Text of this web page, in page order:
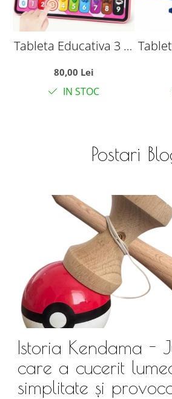
Tableta Educativa 3 in
Activitati Logopedice
si Jocuri, roz
80,00 Lei
IN STOC
Postari
Istoria Kendama -
care a cucerit
simplitate și